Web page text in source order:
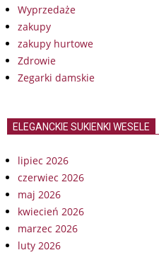
Wyprzedaże
zakupy
zakupy hurtowe
Zdrowie
Zegarki damskie
ELEGANCKIE SUKIENKI WESELE
lipiec 2026
czerwiec 2026
maj 2026
kwiecień 2026
marzec 2026
luty 2026